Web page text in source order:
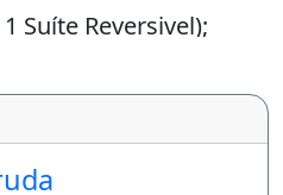
Suíte Reversivel);